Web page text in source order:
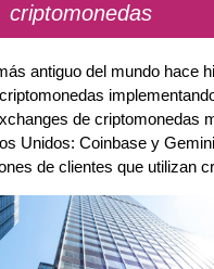
criptomonedas
antiguo del mundo hace
de criptomonedas
Unidos: Coinbase y
de clientes que utilizan